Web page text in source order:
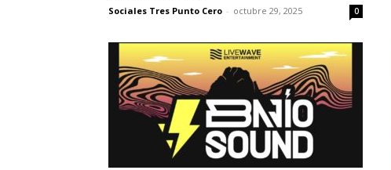
Sociales Tres Punto Cero - octubre 29, 2025 0